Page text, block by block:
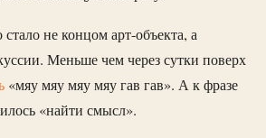
не концом арт-объекта, а
Меньше чем через сутки поверх
«мяу мяу мяу мяу гав гав». А к фразе
«найти смысл».